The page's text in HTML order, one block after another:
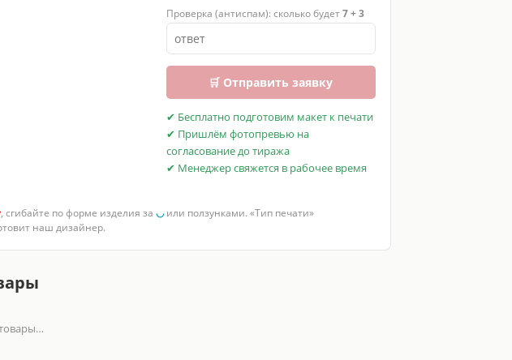
Проверка (антиспам): сколько будет7 + 3
🛒 Отправить заявку
✔ Бесплатно подготовим макет к печати
✔ Пришлём фотопревью на
согласование до тиража
✔ Менеджер свяжется в рабочее время
, сгибайте по форме изделия за ◡или ползунками. «Тип печати»
наш дизайнер.